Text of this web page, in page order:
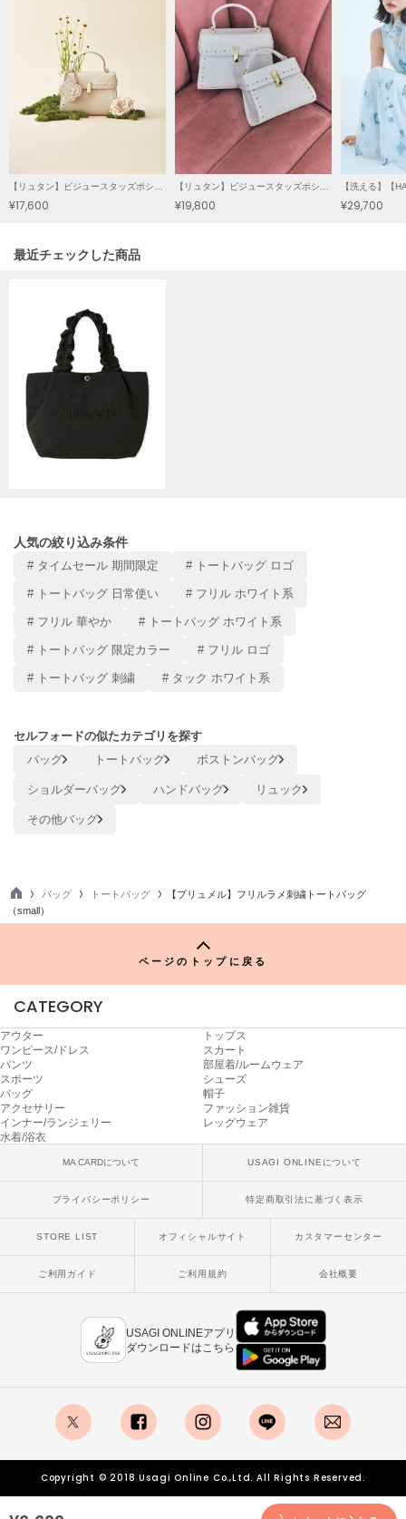
LITTLE UNION TOKYO
リトルユニオン トウキョウ
made of Organics
メイドオブオーガニクス
MIESROHE
miies miim
ミラオーウェン
モワージュ
ミュシャ
nezu
ネズ
NIKE
NOWNS
On
オン
ORGUE
オルグ
パトリック
Philly chocolate
フィリーチョコレート
poláura
ポローラ
PUMA
リーボック
サンリオハウス
セサミストリートマーケット
SHAKA
【リュタン】ビジュースタッズポシェット
¥17,600
【リュタン】ビジュースタッズポシェット（Ｍ）
¥19,800 ¥29,700
関連記事
最近チェックした商品
人気の絞り込み条件
# タイムセール 期間限定 # トートバッグ ロゴ
# トートバッグ 日常使い # フリル ホワイト系
# フリル 華やか # トートバッグ ホワイト系
# トートバッグ 限定カラー # フリル ロゴ
# トートバッグ 刺繍 # タック ホワイト系
セルフォードの似たカテゴリを探す
バッグ トートバッグ
ボストンバッグ
ショルダーバッグ
ハンドバッグ
リュック
その他バッグ
TO
P
バッグ トートバッグ
【プリュメル】フリルラメ刺繍トートバッグ
（small）
ページのトップに戻る
CATEGORY
アウター
トップス
ワンピース/ドレス
スカート
パンツ
部屋着/ルームウェア
スポーツ
シューズ
バッグ
帽子
アクセサリー
ファッション雑貨
インナー/ランジェリー
レッグウェア
水着/浴衣
MA CARDについて USAGI ONLINEについて
プライバシーポリシー 特定商取引法に基づく表示
STORE LIST オフィシャルサイト カスタマーセンター
ご利用ガイド ご利用規約 会社概要
USAGI ONLINEアプリ
ダウンロードはこちら
Copyright © 2018 Usagi Online Co.,Ltd. All Rights Reserved.